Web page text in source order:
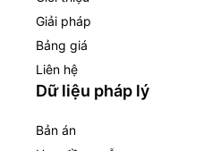
Giải pháp
Bảng giá
Liên hệ
Dữ liệu pháp lý
Bản án